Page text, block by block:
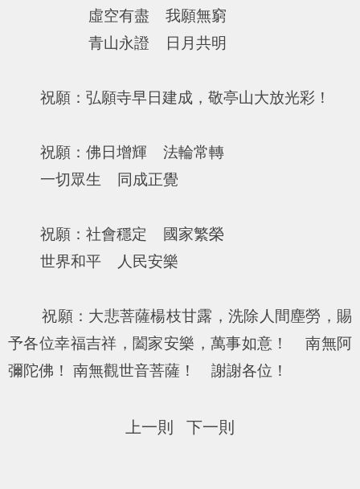
虛空有盡 我願無窮
青山永證 日月共明
祝願：弘願寺早日建成，敬亭山大放光彩！
祝願：佛日增輝 法輪常轉
一切眾生 同成正覺
祝願：社會穩定 國家繁榮
世界和平 人民安樂
祝願：大悲菩薩楊枝甘露，洗除人間塵勞，賜
予各位幸福吉祥，闔家安樂，萬事如意！ 南無阿
彌陀佛！ 南無觀世音菩薩！ 謝謝各位！
上一則 下一則